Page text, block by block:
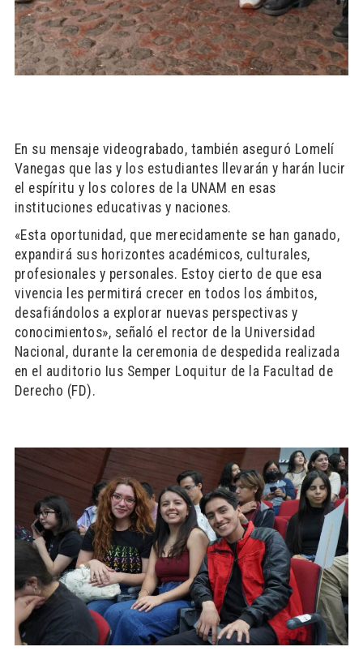
En su mensaje videograbado, también aseguró Lomelí
Vanegas que las y los estudiantes llevarán y harán lucir
el espíritu y los colores de la UNAM en esas
instituciones educativas y naciones.
«Esta oportunidad, que merecidamente se han ganado,
expandirá sus horizontes académicos, culturales,
profesionales y personales. Estoy cierto de que esa
vivencia les permitirá crecer en todos los ámbitos,
desafiándolos a explorar nuevas perspectivas y
conocimientos», señaló el rector de la Universidad
Nacional, durante la ceremonia de despedida realizada
en el auditorio Ius Semper Loquitur de la Facultad de
Derecho (FD).